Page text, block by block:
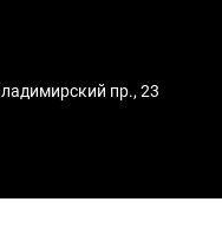
пр., 23